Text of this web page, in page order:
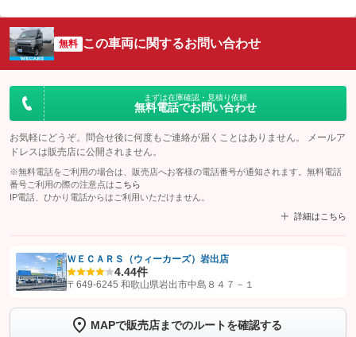
無料 この車両に関するお問い合わせ
まずは在庫確認・見積り依頼
無料電話でお問い合わせ
お気軽にどうぞ。問合せ後に何度もご連絡が届くことはありません。 メールア
ドレスは販売店に公開されません。
※無料電話をご利用の場合は、販売店へお客様の電話番号が通知されます。無料電話
番号ご利用の際の注意点は こちら
IP電話、ひかり電話からはご利用いただけません。
詳細はこちら
【STEP1】認証画面でグーネットを友だち追加してから「許可する」ボタンを押
トーク画面で
ボタンをタップして問い合わせを
ＷＥＣＡＲＳ（ウィーカーズ）岩出店
4.44件
〒649-6245 和歌山県岩出市中島８４７－１
MAPで販売店までのルートを確認する